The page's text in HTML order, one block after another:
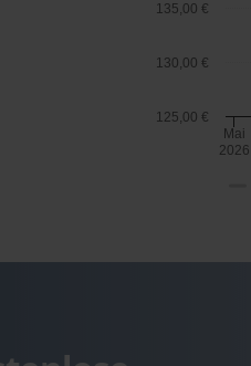
Mai
2026
125,00 €
130,00 €
135,00 €